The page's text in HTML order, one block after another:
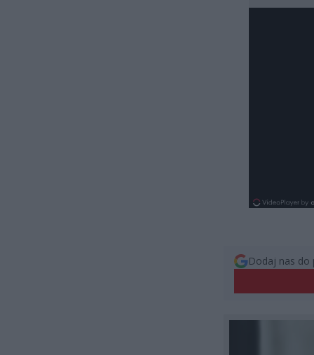
Dodaj nas do